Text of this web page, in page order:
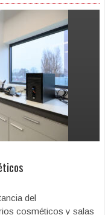
del
cosméticos y salas